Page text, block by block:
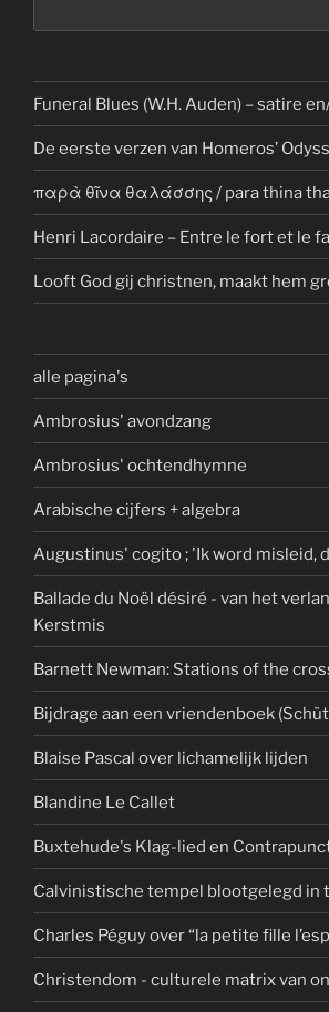
Funeral Blues (W.H. Auden) – satire
De eerste verzen van Homeros’
παρὰ θῖνα θαλάσσης / para thina
Henri Lacordaire – Entre le fort et le
Looft God gij christnen, maakt hem
alle pagina's
Ambrosius' avondzang
Ambrosius' ochtendhymne
Arabische cijfers + algebra
Augustinus' cogito ; 'Ik word misleid,
Ballade du Noël désiré - van het
Kerstmis
Barnett Newman: Stations of the
Bijdrage aan een vriendenboek
Blaise Pascal over lichamelijk lijden
Blandine Le Callet
Buxtehude's Klag-lied en
Calvinistische tempel blootgelegd in
Charles Péguy over “la petite fille
Christendom - culturele matrix van